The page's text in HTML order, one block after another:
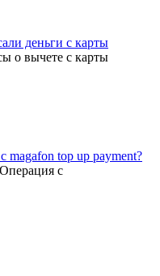
деньги с карты
о вычете с карты
magafon top up payment?
с